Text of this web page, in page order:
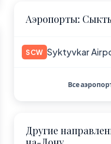
Аэропорты:
SCW Syktyvkar
Все
Другие